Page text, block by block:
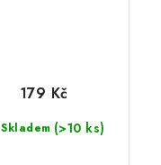
Skladem (>10 ks)
179 Kč